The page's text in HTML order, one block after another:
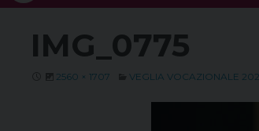
IMG_0775
2560 × 1707 VEGLIA VOCAZIONALE